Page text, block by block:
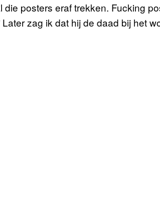
die posters eraf trekken. Fucking
Later zag ik dat hij de daad bij het